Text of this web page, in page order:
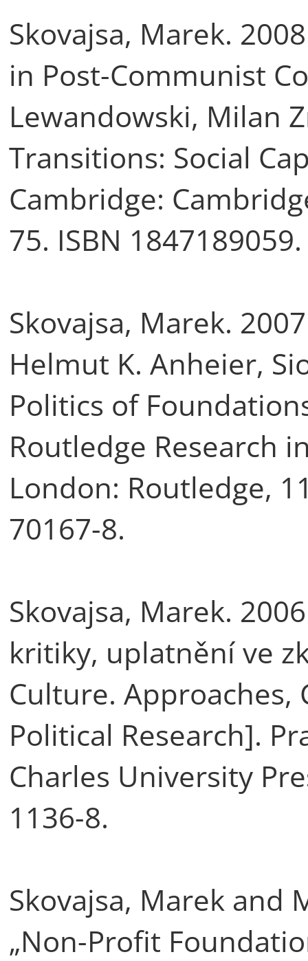
Skovajsa, Marek.
in Post-Communist
Lewandowski, Milan
Transitions: Social
Cambridge:
75. ISBN 1847189059.
Skovajsa, Marek.
Helmut K. Anheier,
Politics of
Routledge Research
London: Routledge,
70167-8.
Skovajsa, Marek.
kritiky, uplatnění ve
Culture.
Political Research].
Charles University
1136-8.
Skovajsa, Marek and
„Non-Profit